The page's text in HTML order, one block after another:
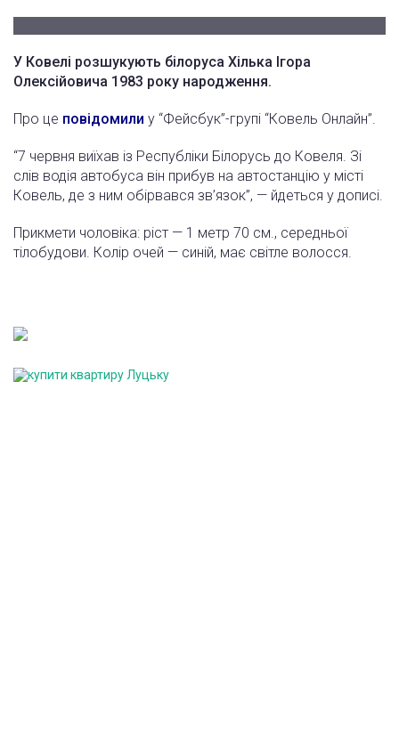
У Ковелі розшукують білоруса Хілька Ігора
Олексійовича 1983 року народження.
Про це повідомили у “Фейсбук”-групі “Ковель Онлайн”.
“7 червня виїхав із Республіки Білорусь до Ковеля. Зі
слів водія автобуса він прибув на автостанцію у місті
Ковель, де з ним обірвався зв’язок”, — йдеться у дописі.
Прикмети чоловіка: ріст — 1 метр 70 см., середньої
тілобудови. Колір очей — синій, має світле волосся.